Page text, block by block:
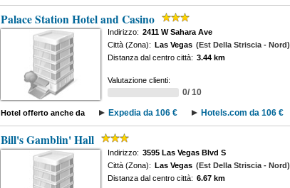
Palace Station Hotel and Casino
Indirizzo: 2411 W Sahara Ave
Città (Zona): Las Vegas (Est Della Striscia - Nord)
Distanza dal centro città: 3.44 km
Valutazione clienti:
0/ 10
Hotel offerto anche da Expedia da 106 € Hotels.com da 106 €
Bill's Gamblin' Hall
Indirizzo: 3595 Las Vegas Blvd S
Città (Zona): Las Vegas (Est Della Striscia - Nord)
Distanza dal centro città: 6.67 km